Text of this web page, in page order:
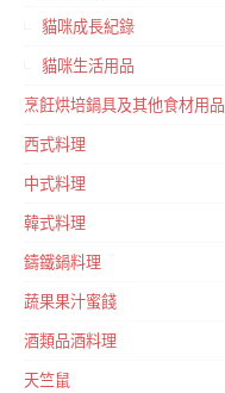
貓咪成長紀錄
貓咪生活用品
烹飪烘培鍋具及其他食材用品
西式料理
中式料理
韓式料理
鑄鐵鍋料理
蔬果果汁蜜餞
酒類品酒料理
天竺鼠